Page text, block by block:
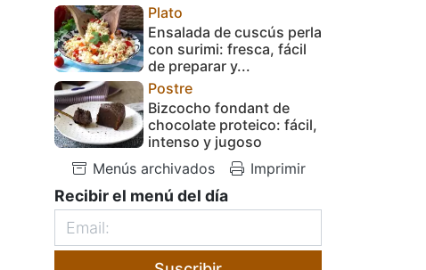
Plato
Ensalada de cuscús perla
con surimi: fresca, fácil
de preparar y...
Postre
Bizcocho fondant de
chocolate proteico: fácil,
intenso y jugoso
Menús archivados
Imprimir
Recibir el menú del día